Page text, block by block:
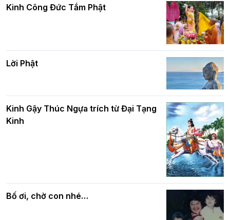
đô hòa bình và phát triển
Hà Nội: Gần 40 xe hoa rực rỡ diễu hành
kính mừng Đại lễ Phật đản PL.2570 –
DL.2026
nhân mùa Phật đản PL.2570
Phật giáo chính tín Phần 9: Giải thích
Phật giáo chính tín Phần 8: Hiếu đạo
và bình đẳng trong Phật giáo
Phật giáo chính tín Phần 7: Luật nhân
quả
Kinh Công Đức Tắm Phật
Lời Phật
Kinh Gậy Thúc Ngựa trích từ Đại Tạng
Kinh
Bố ơi, chờ con nhé…